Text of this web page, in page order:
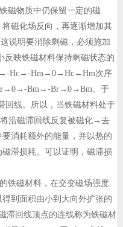
磁物质中仍保留一定的磁
磁化场反向，再逐渐增加其
说明要消除剩磁，必须施加
反映铁磁材料保持剩磁状态的
Hc→-Hm→0→Hc→Hm次序
Bm→-Br→0→Bm。于
回线。所以，当铁磁材料处于
沿磁滞回线反复被磁化→去
消耗额外的能量，并以热的
滞损耗。可以证明，磁滞损
铁磁材料，在交变磁场强度
到面积由小到大向外扩张的
滞回线顶点的连线称为铁磁材